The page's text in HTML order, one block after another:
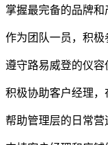
掌握最完备的品牌和
作为团队一员，积
遵守路易威登的仪容
积极协助客户经理，
帮助管理层的日常